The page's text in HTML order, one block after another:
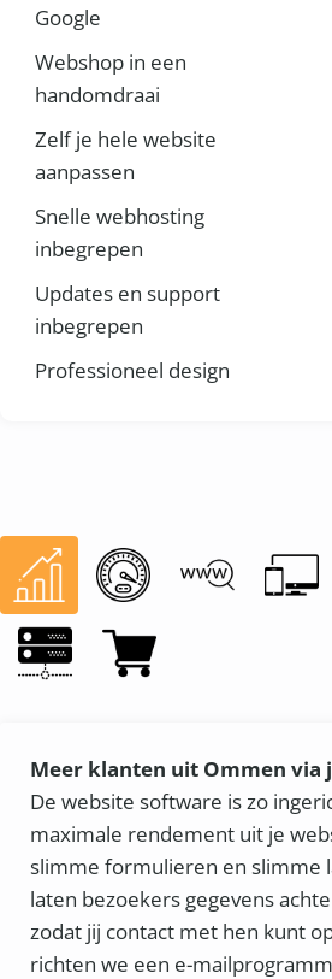
Google
Webshop in een
handomdraai
Zelf je hele website
aanpassen
Snelle webhosting
inbegrepen
Updates en support
inbegrepen
Professioneel design
Meer klanten uit Ommen via
De website software is zo
maximale rendement uit je
slimme formulieren en slimme
laten bezoekers gegevens
zodat jij contact met hen kunt
richten we een e-